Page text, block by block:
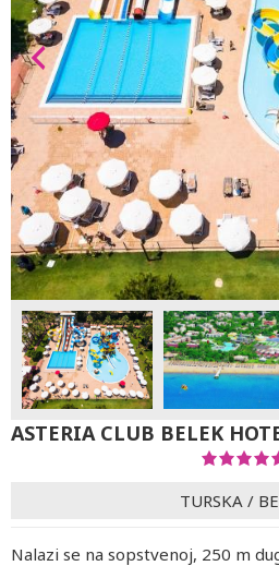
ASTERIA CLUB BELEK
TURSKA /
Nalazi se na sopstvenoj, 250 m